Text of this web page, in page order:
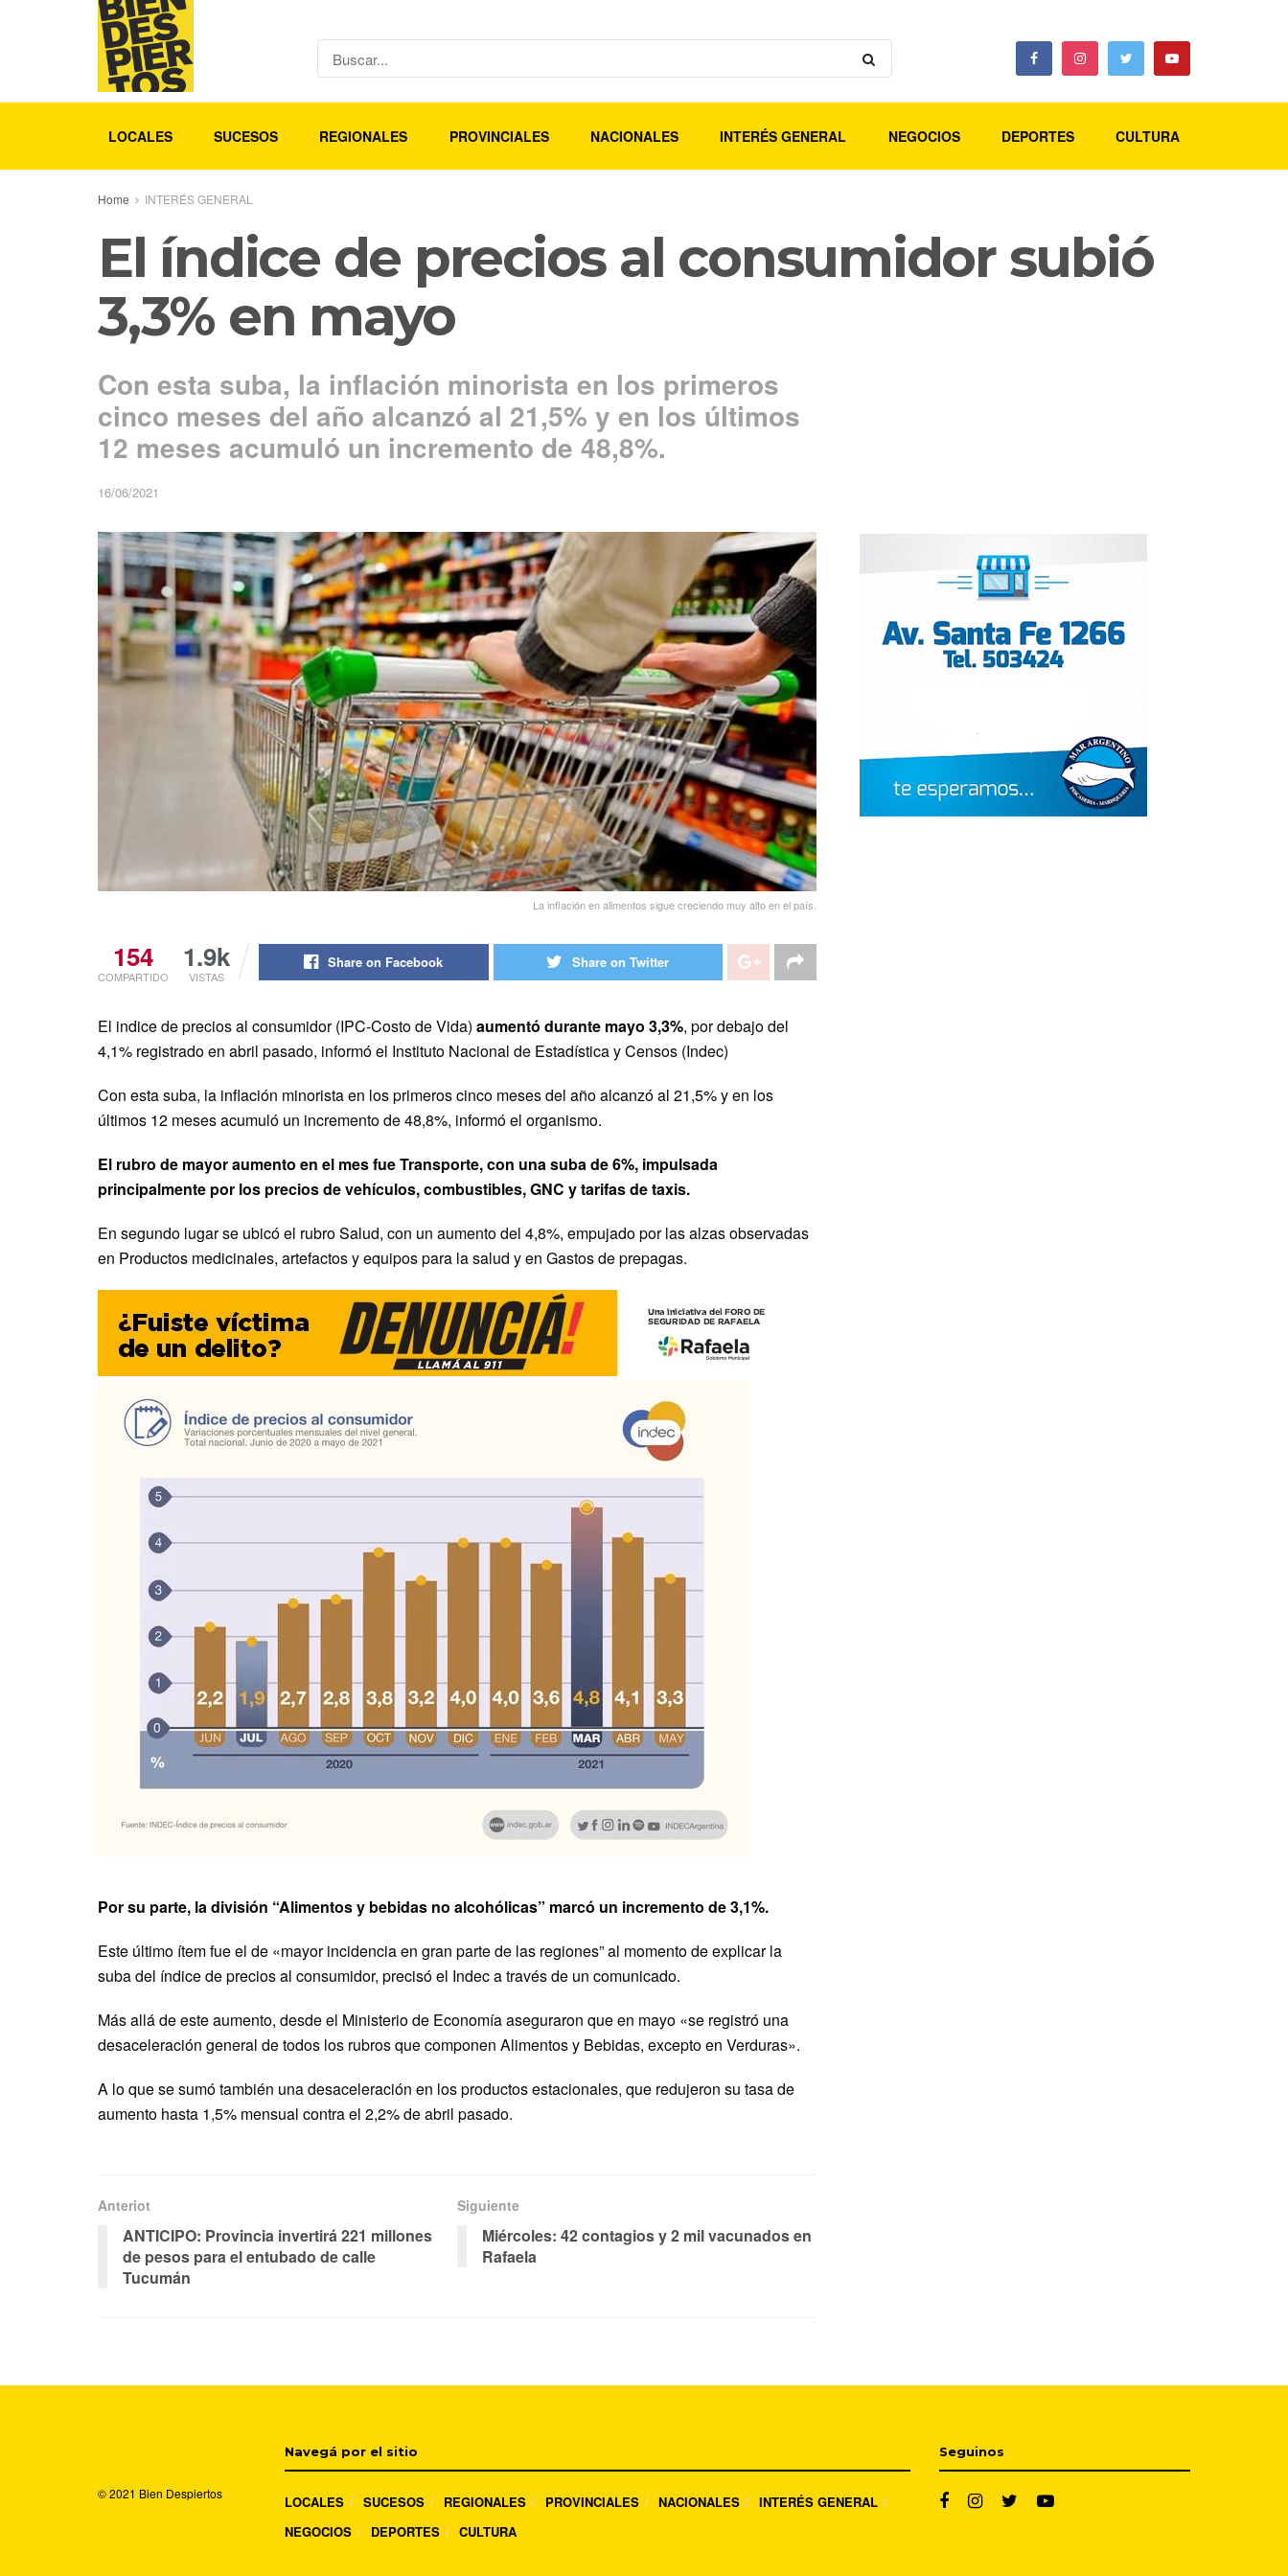
LOCALES SUCESOS REGIONALES PROVINCIALES NACIONALES INTERÉS GENERAL NEGOCIOS DEPORTES CULTURA
Home INTERÉS GENERAL
El índice de precios al consumidor subió
3,3% en mayo
Con esta suba, la inflación minorista en los primeros
cinco meses del año alcanzó al 21,5% y en los últimos
12 meses acumuló un incremento de 48,8%.
16/06/2021
La inflación en alimentos sigue creciendo muy alto en el país.
154
COMPARTIDO
1.9k
VISTAS
Share on Facebook Share on Twitter
El indice de precios al consumidor (IPC-Costo de Vida) aumentó durante mayo 3,3%, por debajo del
4,1% registrado en abril pasado, informó el Instituto Nacional de Estadística y Censos (Indec)
Con esta suba, la inflación minorista en los primeros cinco meses del año alcanzó al 21,5% y en los
últimos 12 meses acumuló un incremento de 48,8%, informó el organismo.
El rubro de mayor aumento en el mes fue Transporte, con una suba de 6%, impulsada
principalmente por los precios de vehículos, combustibles, GNC y tarifas de taxis.
En segundo lugar se ubicó el rubro Salud, con un aumento del 4,8%, empujado por las alzas observadas
en Productos medicinales, artefactos y equipos para la salud y en Gastos de prepagas.
Por su parte, la división “Alimentos y bebidas no alcohólicas” marcó un incremento de 3,1%.
Este último ítem fue el de «mayor incidencia en gran parte de las regiones” al momento de explicar la
suba del índice de precios al consumidor, precisó el Indec a través de un comunicado.
Más allá de este aumento, desde el Ministerio de Economía aseguraron que en mayo «se registró una
desaceleración general de todos los rubros que componen Alimentos y Bebidas, excepto en Verduras».
A lo que se sumó también una desaceleración en los productos estacionales, que redujeron su tasa de
aumento hasta 1,5% mensual contra el 2,2% de abril pasado.
Anteriot
ANTICIPO: Provincia invertirá 221 millones
de pesos para el entubado de calle
Tucumán
Siguiente
Miércoles: 42 contagios y 2 mil vacunados en
Rafaela
© 2021 Bien Despiertos
Navegá por el sitio
LOCALES SUCESOS REGIONALES PROVINCIALES NACIONALES
INTERÉS GENERAL
NEGOCIOS
DEPORTES CULTURA
Seguinos